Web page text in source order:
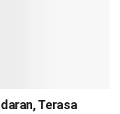
Terasa